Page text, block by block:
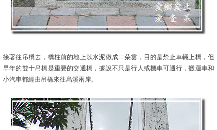
接著往吊橋去，橋柱前的地上以水泥做成二朵雲，目的是禁止車輛上橋，但
早年的雙十吊橋是重要的交通橋，據說不只是行人或機車可通行，搬運車和
小汽車都經由吊橋來往烏溪兩岸。